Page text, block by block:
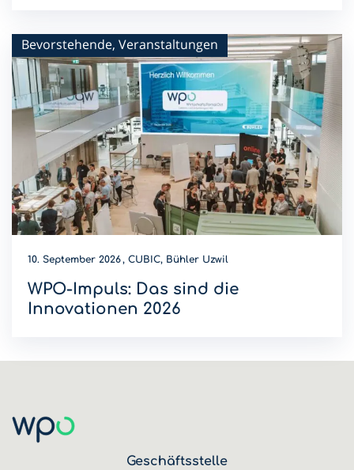
Bevorstehende, Veranstaltungen
10. September 2026 CUBIC, Bühler Uzwil
WPO-Impuls: Das sind die
Innovationen 2026
Geschäftsstelle